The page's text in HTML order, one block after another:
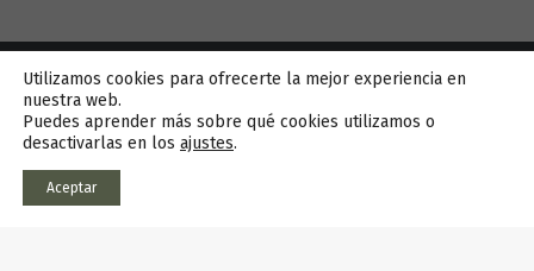
© MhiC
Utilizamos cookies para ofrecerte la mejor experiencia en
nuestra web.
Puedes aprender más sobre qué cookies utilizamos o
desactivarlas en los ajustes.
Aceptar